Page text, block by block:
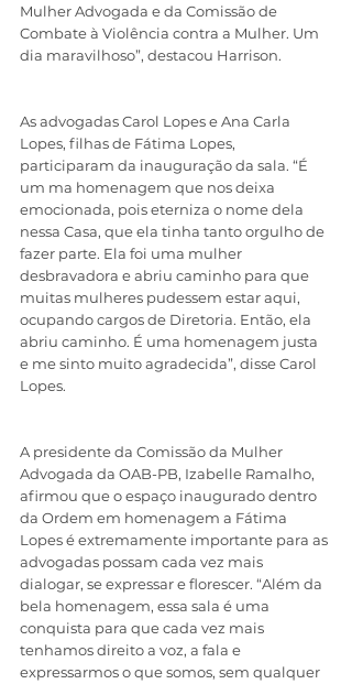
Mulher Advogada e da Comissão de
Combate à Violência contra a Mulher. Um
dia maravilhoso”, destacou Harrison.
As advogadas Carol Lopes e Ana Carla
Lopes, filhas de Fátima Lopes,
participaram da inauguração da sala. “É
um ma homenagem que nos deixa
emocionada, pois eterniza o nome dela
nessa Casa, que ela tinha tanto orgulho de
fazer parte. Ela foi uma mulher
desbravadora e abriu caminho para que
muitas mulheres pudessem estar aqui,
ocupando cargos de Diretoria. Então, ela
abriu caminho. É uma homenagem justa
e me sinto muito agradecida”, disse Carol
Lopes.
A presidente da Comissão da Mulher
Advogada da OAB-PB, Izabelle Ramalho,
afirmou que o espaço inaugurado dentro
da Ordem em homenagem a Fátima
Lopes é extremamente importante para as
advogadas possam cada vez mais
dialogar, se expressar e florescer. “Além da
bela homenagem, essa sala é uma
conquista para que cada vez mais
tenhamos direito a voz, a fala e
expressarmos o que somos, sem qualquer